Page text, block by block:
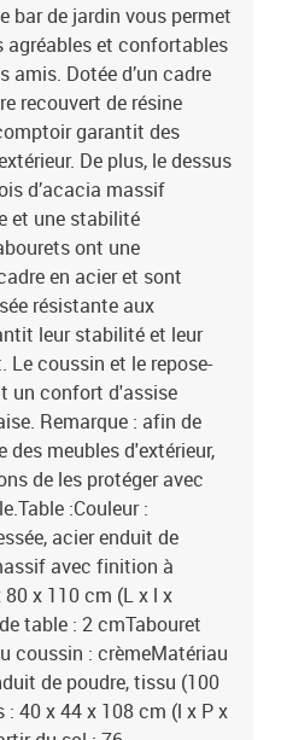
bar de jardin vous permet
agréables et confortables
amis. Dotée d’un cadre
recouvert de résine
garantit des
De plus, le dessus
d’acacia massif
et une stabilité
ont une
en acier et sont
résistante aux
leur stabilité et leur
coussin et le repose-
un confort d'assise
Remarque : afin de
des meubles d'extérieur,
de les protéger avec
:Couleur :
acier enduit de
avec finition à
x 110 cm (L x l x
table : 2 cmTabouret
coussin : crèmeMatériau
de poudre, tissu (100
: 40 x 44 x 108 cm (l x P x